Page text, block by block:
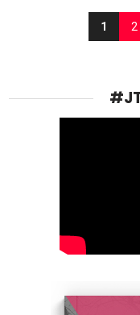
1 2